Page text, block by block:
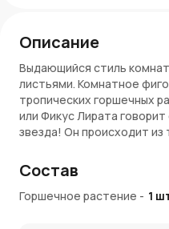
Описание
Выдающийся стиль
листьями. Комнатное
тропических горшечных
или Фикус Лирата
звезда! Он происходит из
фаворитом для тех, кто
растения в качестве
элемента.
Состав
Горшечное растение - 1